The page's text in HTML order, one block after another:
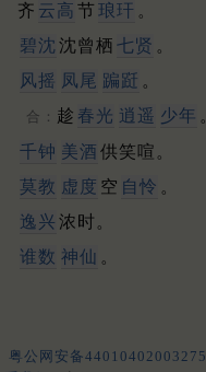
齐 云高 节 琅玕 。
碧沈沈曾栖 七贤 。
风摇 凤尾 蹁跹 。
合： 趁 春光 逍遥 少年
千钟 美酒 供笑喧。
莫教 虚度 空 自怜 。
逸兴 浓时。
谁数 神仙 。
粤公网安备44010402003275